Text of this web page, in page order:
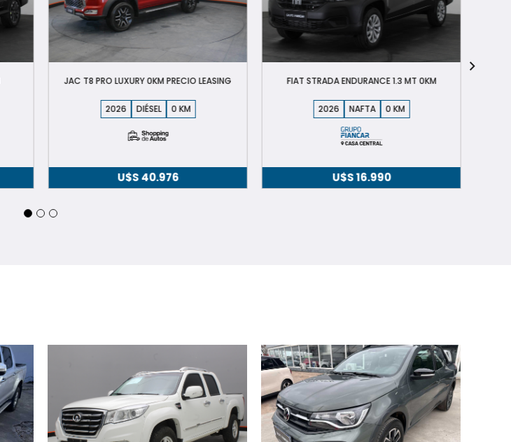
JAC T8 PRO LUXURY 0KM PRECIO LEASING
2026 DIÉSEL 0
U$S40.976
FIAT STRADA ENDURANCE 1.3 MT 0KM
2026 NAFTA 0
U$S16.990